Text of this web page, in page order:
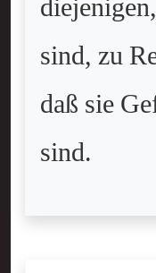
sind, zu
daß sie
sind.